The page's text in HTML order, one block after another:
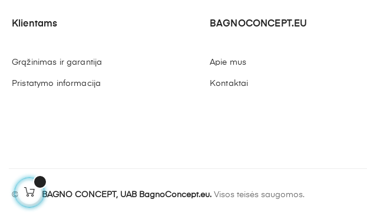
Klientams
Grąžinimas ir garantija
Pristatymo informacija
BAGNOCONCEPT.EU
Apie mus
Kontaktai
© 2022 BAGNO CONCEPT, UAB BagnoConcept.eu. Visos teisės saugomos.